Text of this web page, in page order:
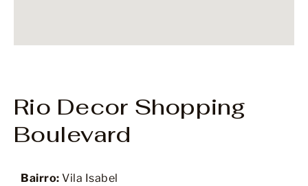
Rio Decor Shopping
Boulevard
Bairro: Vila Isabel